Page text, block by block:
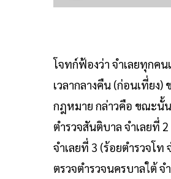
โจทก์ฟ้องว่า จำเลยทุกคน
เวลากลางคืน (ก่อนเที่ยง
กฎหมาย กล่าวคือ ขณะนั้น
ตำรวจสันติบาล จำเลยที่
จำเลยที่ 3 (ร้อยตำรวจโ
ตรวจตำรวจนครบาลใต้